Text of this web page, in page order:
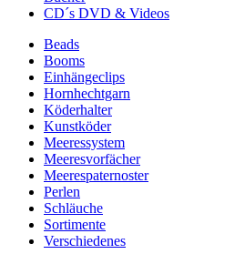
CD´s DVD & Videos
Beads
Booms
Einhängeclips
Hornhechtgarn
Köderhalter
Kunstköder
Meeressystem
Meeresvorfächer
Meerespaternoster
Perlen
Schläuche
Sortimente
Verschiedenes